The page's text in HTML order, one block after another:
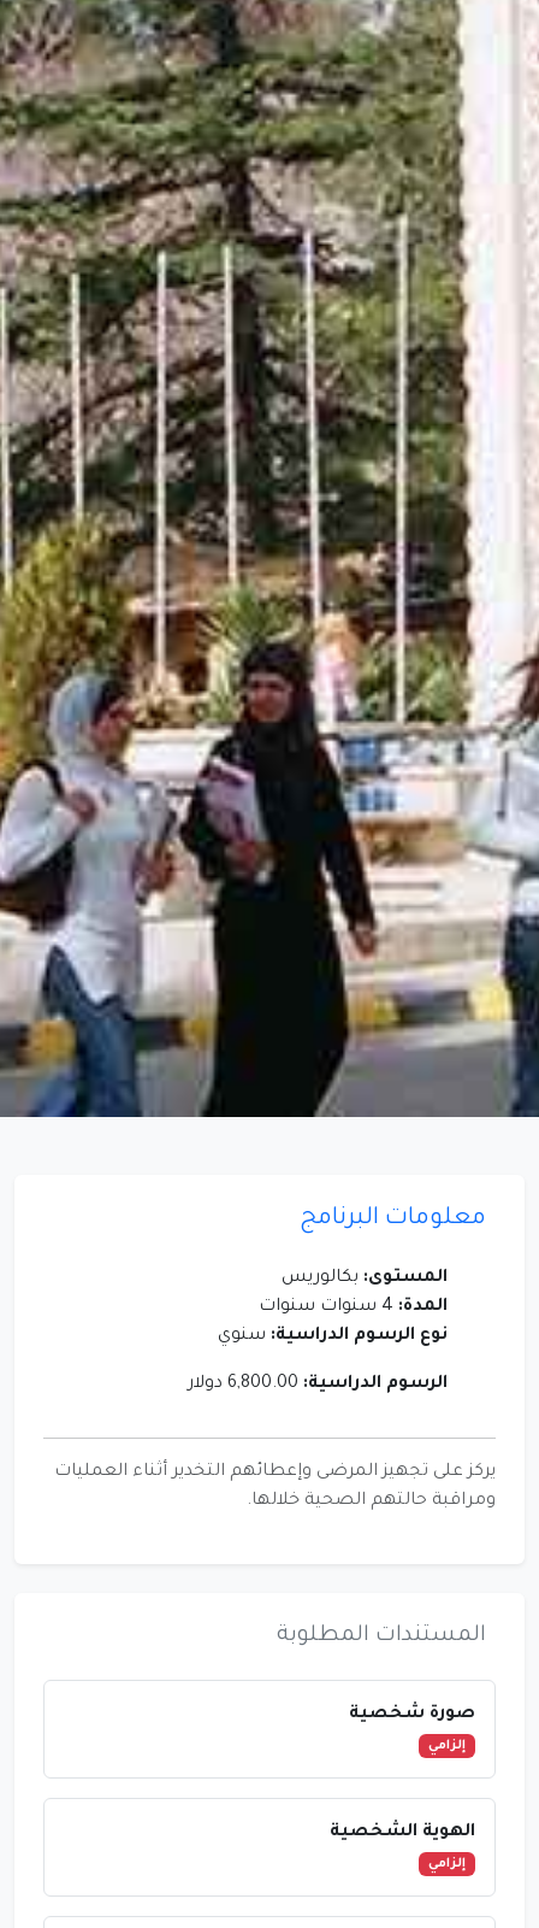
معلومات البرنامج
المستوى: بكالوريس
المدة:
نوع الرسوم الدراسية: سنوي
الرسوم الدراسية:
يركز على تجهيز المرضى وإعطائهم التخدير أثناء العمليات
ومراقبة حالتهم الصحية خلالها.
المستندات المطلوبة
صورة شخصية
إلزامي
الهوية الشخصية
إلزامي